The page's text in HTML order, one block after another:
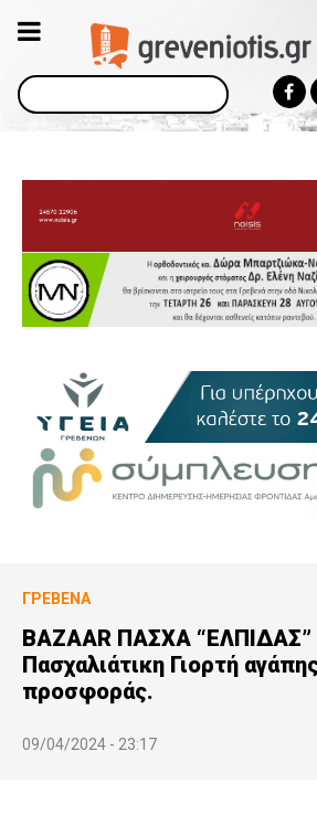
Αναζήτηση
ΓΡΕΒΕΝΆ
BAZAAR ΠΑΣΧΑ “ΕΛΠΙΔΑΣ”
Πασχαλιάτικη Γιορτή
προσφοράς.
09/04/2024 - 23:17